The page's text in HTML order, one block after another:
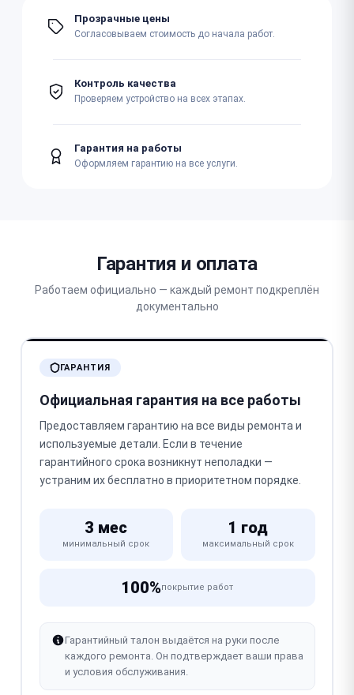
Прозрачные цены
Согласовываем стоимость до начала работ.
Контроль качества
Проверяем устройство на всех этапах.
Гарантия на работы
Оформляем гарантию на все услуги.
Гарантия и оплата
Работаем официально — каждый ремонт подкреплён
документально
ГАРАНТИЯ
Официальная гарантия на все работы
Предоставляем гарантию на все виды ремонта и
используемые детали. Если в течение
гарантийного срока возникнут неполадки —
устраним их бесплатно в приоритетном порядке.
3 мес
минимальный срок
1 год
максимальный срок
100%покрытие работ
Гарантийный талон выдаётся на руки после
каждого ремонта. Он подтверждает ваши права
и условия обслуживания.